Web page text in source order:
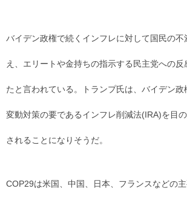
バイデン政権で続くインフレに対して国民の不
え、エリートや金持ちの指示する民主党への反
たと言われている。トランプ氏は、バイデン政
変動対策の要であるインフレ削減法(IRA)を目
されることになりそうだ。
COP29は米国、中国、日本、フランスなどの